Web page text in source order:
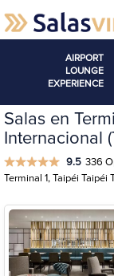
AIRPORT
LOUNGE
EXPERIENCE
Salas en
Internacional
9.5 336
Terminal 1, Taipéi Taipéi